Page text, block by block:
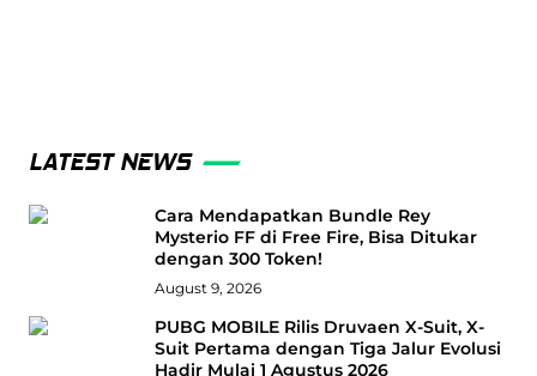
LATEST NEWS
Cara Mendapatkan Bundle Rey
Mysterio FF di Free Fire, Bisa Ditukar
dengan 300 Token!
August 9, 2026
PUBG MOBILE Rilis Druvaen X-Suit, X-
Suit Pertama dengan Tiga Jalur Evolusi
Hadir Mulai 1 Agustus 2026